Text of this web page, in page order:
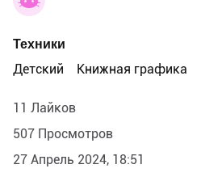
Техники
Детский
Книжная графика
11 Лайков
507 Просмотров
27 Апрель 2024, 18:51